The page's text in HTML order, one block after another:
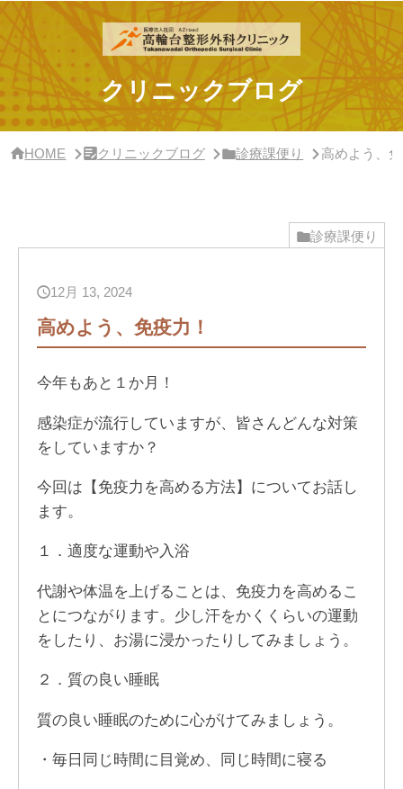
サ
イ
ド
バ
ー・
ク
リ
ニ
クリニックブログ
HOME クリニックブログ 診療課便り 高めよう、
診療課便り
12月 13, 2024
高めよう、免疫力！
今年もあと１か月！
感染症が流行していますが、皆さんどんな対策
をしていますか？
今回は【免疫力を高める方法】についてお話し
ます。
１．適度な運動や入浴
代謝や体温を上げることは、免疫力を高めるこ
とにつながります。少し汗をかくくらいの運動
をしたり、お湯に浸かったりしてみましょう。
２．質の良い睡眠
質の良い睡眠のために心がけてみましょう。
・毎日同じ時間に目覚め、同じ時間に寝る